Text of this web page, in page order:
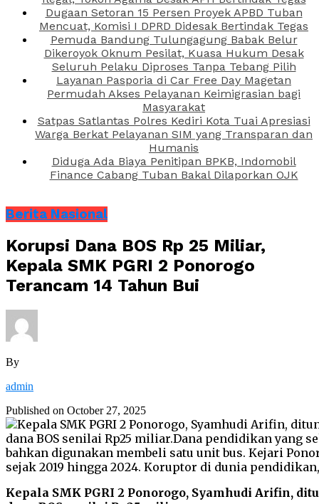
Dugaan Setoran 15 Persen Proyek APBD Tuban
Mencuat, Komisi I DPRD Didesak Bertindak Tegas
Pemuda Bandung Tulungagung Babak Belur
Dikeroyok Oknum Pesilat, Kuasa Hukum Desak
Seluruh Pelaku Diproses Tanpa Tebang Pilih
Layanan Pasporia di Car Free Day Magetan
Permudah Akses Pelayanan Keimigrasian bagi
Masyarakat
Satpas Satlantas Polres Kediri Kota Tuai Apresiasi
Warga Berkat Pelayanan SIM yang Transparan dan
Humanis
Diduga Ada Biaya Penitipan BPKB, Indomobil
Finance Cabang Tuban Bakal Dilaporkan OJK
Berita Nasional
Korupsi Dana BOS Rp 25 Miliar,
Kepala SMK PGRI 2 Ponorogo
Terancam 14 Tahun Bui
By
admin
Published on October 27, 2025
Kepala SMK PGRI 2 Ponorogo, Syamhudi Arifin,